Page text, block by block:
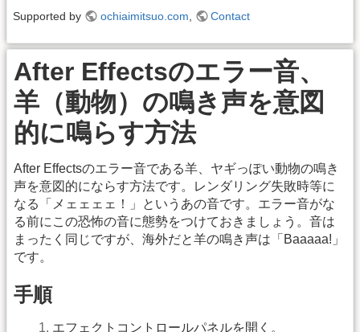
Supported by
ochiaimitsuo.com Contact
After Effectsのエラー音、
羊（動物）の鳴き声を意図
的に鳴らす方法
After Effectsのエラー音である羊、ヤギっぽい動物の鳴き
声を意図的にならす方法です。レンダリング失敗時等に
なる「メェェェェ！」というあの音です。エラー音がな
る前にこの恐怖の音に態勢をつけておきましょう。音は
まったく同じですが、海外だと羊の鳴き声は「Baaaaa!」
です。
手順
エフェクトコントロールパネルを開く。